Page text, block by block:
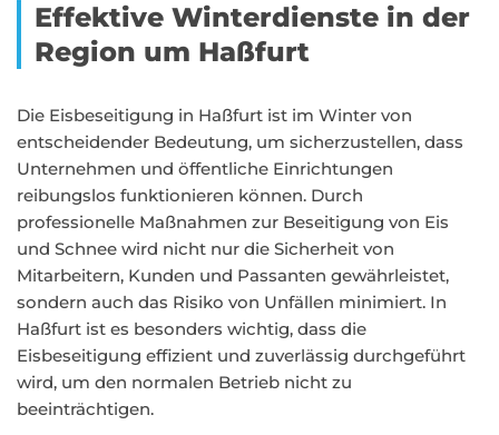
Effektive Winterdienste in der
Region um Haßfurt
Die Eisbeseitigung in Haßfurt ist im Winter von
entscheidender Bedeutung, um sicherzustellen, dass
Unternehmen und öffentliche Einrichtungen
reibungslos funktionieren können. Durch
professionelle Maßnahmen zur Beseitigung von Eis
und Schnee wird nicht nur die Sicherheit von
Mitarbeitern, Kunden und Passanten gewährleistet,
sondern auch das Risiko von Unfällen minimiert. In
Haßfurt ist es besonders wichtig, dass die
Eisbeseitigung effizient und zuverlässig durchgeführt
wird, um den normalen Betrieb nicht zu
beeinträchtigen.